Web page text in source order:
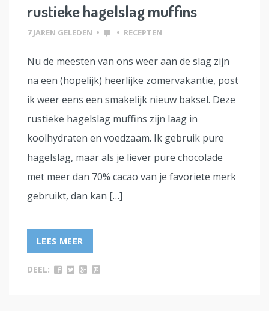
rustieke hagelslag muffins
7 JAREN GELEDEN • • RECEPTEN
Nu de meesten van ons weer aan de slag zijn
na een (hopelijk) heerlijke zomervakantie, post
ik weer eens een smakelijk nieuw baksel. Deze
rustieke hagelslag muffins zijn laag in
koolhydraten en voedzaam. Ik gebruik pure
hagelslag, maar als je liever pure chocolade
met meer dan 70% cacao van je favoriete merk
gebruikt, dan kan […]
LEES MEER
DEEL: